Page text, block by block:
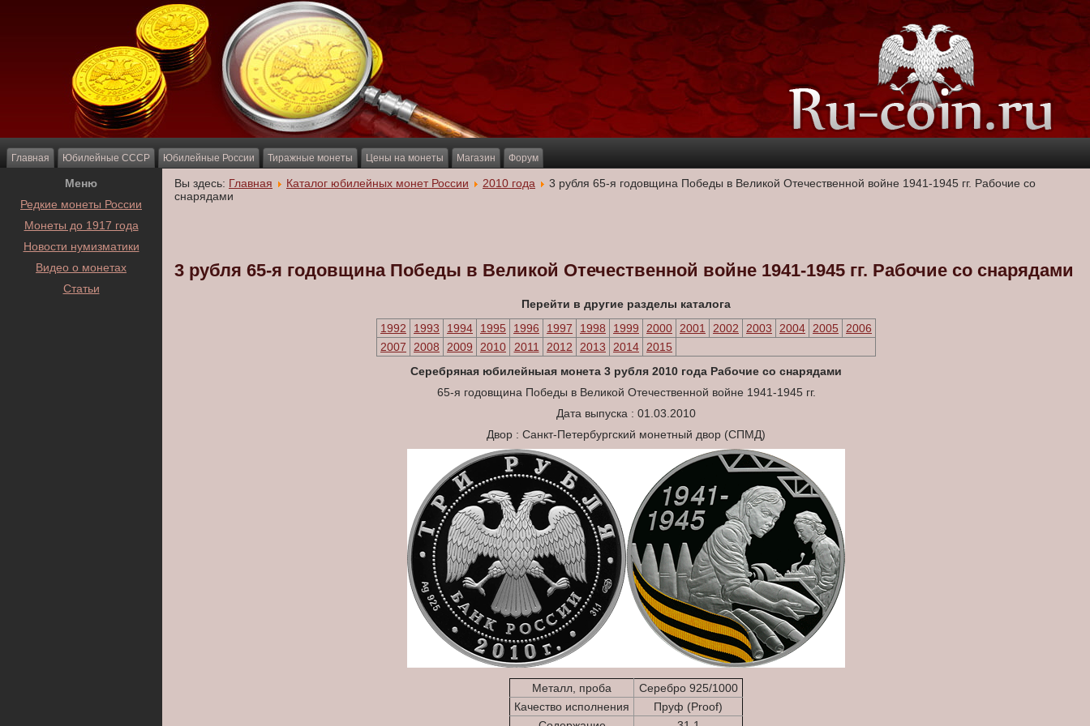
Главная Юбилейные СССР Юбилейные России Тиражные монеты Цены на монеты Магазин Форум
Меню
Редкие монеты России
Монеты до 1917 года
Новости нумизматики
Видео о монетах
Статьи
Вы здесь: Главная Каталог юбилейных монет России 2010 года
3 рубля 65-я годовщина Победы в Великой Отечественной войне 1941-1945 гг. Рабочие со
снарядами
3 рубля 65-я годовщина Победы в Великой Отечественной войне 1941-1945 гг. Рабочие со снарядами
Перейти в другие разделы каталога
1992
1993 1994 1995 1996 1997 1998 1999 2000 2001 2002 2003 2004 2005
2006
2007
2008 2009 2010 2011 2012 2013 2014
2015
Серебряная юбилейныая монета 3 рубля 2010 года Рабочие со снарядами
65-я годовщина Победы в Великой Отечественной войне 1941-1945 гг.
Дата выпуска : 01.03.2010
Двор : Санкт-Петербургский монетный двор (СПМД)
Металл, проба
Серебро 925/1000
Качество исполнения
Пруф (Proof)